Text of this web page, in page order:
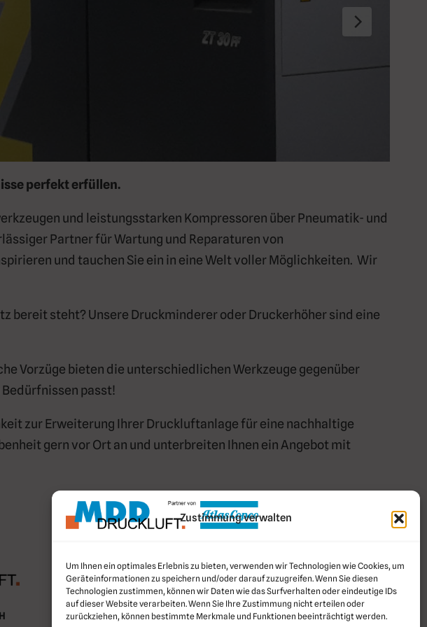
Zustimmung verwalten
Um Ihnen ein optimales Erlebnis zu bieten, verwenden wir Technologien wie Cookies, um
Geräteinformationen zu speichern und/oder darauf zuzugreifen. Wenn Sie diesen
Technologien zustimmen, können wir Daten wie das Surfverhalten oder eindeutige IDs
auf dieser Website verarbeiten. Wenn Sie Ihre Zustimmung nicht erteilen oder
zurückziehen, können bestimmte Merkmale und Funktionen beeinträchtigt werden.
perfekt erfüllen.
und leistungsstarken Kompressoren über Pneumatik- und
Partner für Wartung und Reparaturen von
und tauchen Sie ein in eine Welt voller Möglichkeiten. Wir
bereit steht? Unsere Druckminderer oder Druckerhöher sind eine
Vorzüge bieten die unterschiedlichen Werkzeuge gegenüber
Bedürfnissen passt!
zur Erweiterung Ihrer Druckluftanlage für eine nachhaltige
gern vor Ort an und unterbreiten Ihnen ein Angebot mit